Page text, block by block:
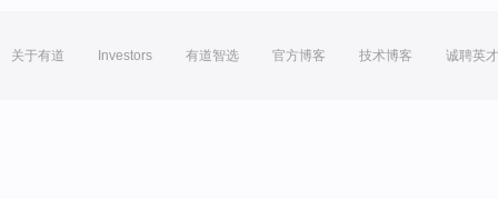
关于有道 Investors 有道智选 官方博客 技术博客 诚聘英才